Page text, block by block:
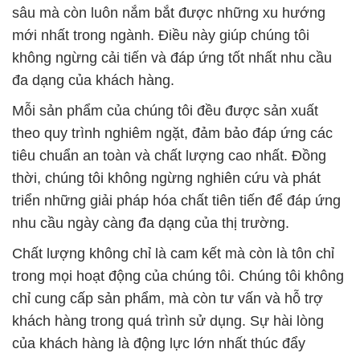
sâu mà còn luôn nắm bắt được những xu hướng
mới nhất trong ngành. Điều này giúp chúng tôi
không ngừng cải tiến và đáp ứng tốt nhất nhu cầu
đa dạng của khách hàng.
Mỗi sản phẩm của chúng tôi đều được sản xuất
theo quy trình nghiêm ngặt, đảm bảo đáp ứng các
tiêu chuẩn an toàn và chất lượng cao nhất. Đồng
thời, chúng tôi không ngừng nghiên cứu và phát
triển những giải pháp hóa chất tiên tiến để đáp ứng
nhu cầu ngày càng đa dạng của thị trường.
Chất lượng không chỉ là cam kết mà còn là tôn chỉ
trong mọi hoạt động của chúng tôi. Chúng tôi không
chỉ cung cấp sản phẩm, mà còn tư vấn và hỗ trợ
khách hàng trong quá trình sử dụng. Sự hài lòng
của khách hàng là động lực lớn nhất thúc đẩy